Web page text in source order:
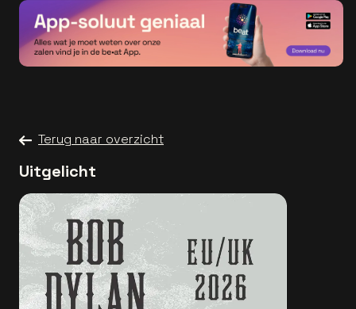
Terug naar overzicht
Uitgelicht